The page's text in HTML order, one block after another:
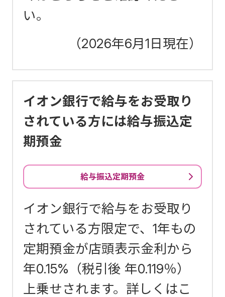
い。
（2026年6月1日現在）
イオン銀行で給与をお受取り
されている方には給与振込定
期預金
給与振込定期預金
イオン銀行で給与をお受取り
されている方限定で、1年もの
定期預金が店頭表示金利から
年0.15%（税引後 年0.119％）
上乗せされます。詳しくはこ